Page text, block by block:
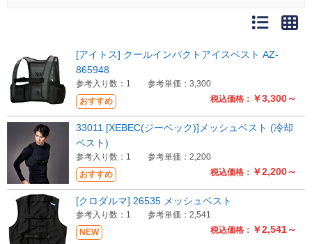
おすすめ 税込価格： ￥3,300～
[アイトス] クールインパクトアイスベスト AZ-
865948
参考入り数：1 参考単価：3,300
おすすめ 税込価格： ￥2,200～
33011 [XEBEC(ジーベック)]メッシュベスト (冷却
ベスト)
参考入り数：1 参考単価：2,200
NEW 税込価格： ￥2,541～
[クロダルマ] 26535 メッシュベスト
参考入り数：1 参考単価：2,541